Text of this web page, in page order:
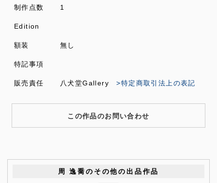
制作点数 1
Edition
額装 無し
特記事項
販売責任 八犬堂Gallery>特定商取引法上の表記
この作品のお問い合わせ
周 逸喬のその他の出品作品